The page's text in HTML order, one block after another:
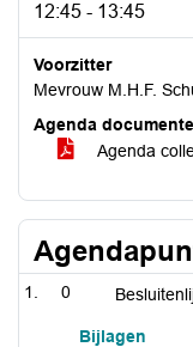
12:45 - 13:45
Voorzitter
Mevrouw M.H.F.
Agenda
Agenda
0
Bijlagen